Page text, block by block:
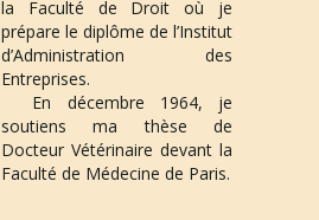
la Faculté de Droit où je
prépare le diplôme de l’Institut
d’Administration des
Entreprises.
En décembre 1964, je
soutiens ma thèse de
Docteur Vétérinaire devant la